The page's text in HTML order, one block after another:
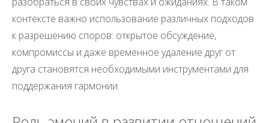
контексте важно использование различных подходов
к разрешению споров: открытое обсуждение,
компромиссы и даже временное удаление друг от
друга становятся необходимыми инструментами для
поддержания гармонии.